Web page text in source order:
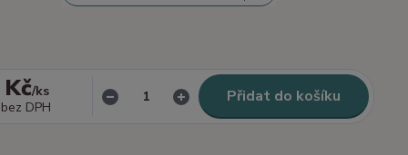
/ks
bez DPH
Přidat do košíku